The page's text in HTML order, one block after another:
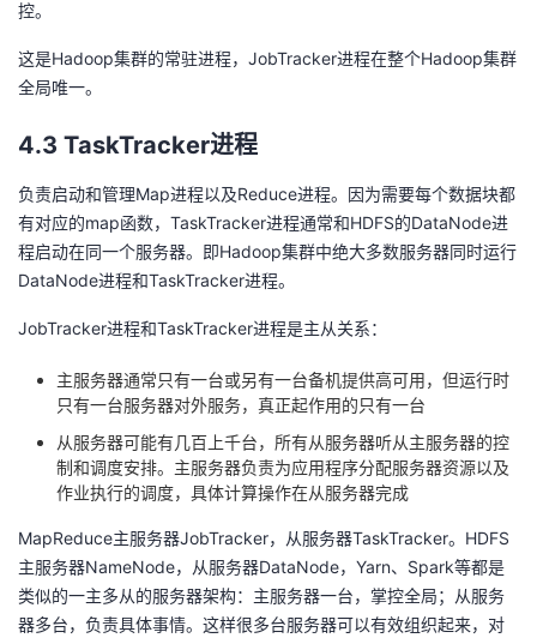
控。
这是Hadoop集群的常驻进程，JobTracker进程在整个Hadoop集群
全局唯一。
4.3 TaskTracker进程
负责启动和管理Map进程以及Reduce进程。因为需要每个数据块都
有对应的map函数，TaskTracker进程通常和HDFS的DataNode进
程启动在同一个服务器。即Hadoop集群中绝大多数服务器同时运行
DataNode进程和TaskTracker进程。
JobTracker进程和TaskTracker进程是主从关系：
主服务器通常只有一台或另有一台备机提供高可用，但运行时
只有一台服务器对外服务，真正起作用的只有一台
从服务器可能有几百上千台，所有从服务器听从主服务器的控
制和调度安排。主服务器负责为应用程序分配服务器资源以及
作业执行的调度，具体计算操作在从服务器完成
MapReduce主服务器JobTracker，从服务器TaskTracker。HDFS
主服务器NameNode，从服务器DataNode，Yarn、Spark等都是
类似的一主多从的服务器架构：主服务器一台，掌控全局；从服务
器多台，负责具体事情。这样很多台服务器可以有效组织起来，对